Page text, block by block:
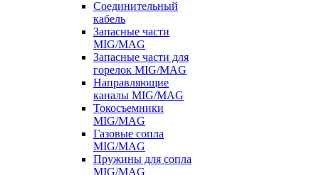
Соединительный
кабель
Запасные части
MIG/MAG
Запасные части для
горелок MIG/MAG
Направляющие
каналы MIG/MAG
Токосъемники
MIG/MAG
Газовые сопла
MIG/MAG
Пружины для сопла
MIG/MAG